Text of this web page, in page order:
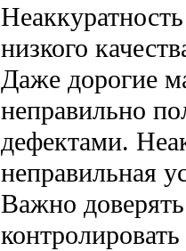
низкого
Даже дорогие
неправильно
дефектами.
неправильная
Важно